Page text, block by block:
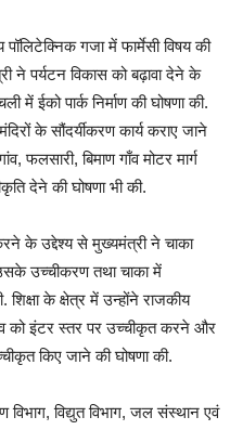
गजा में फार्मेसी विषय की
ने पर्यटन विकास को बढ़ावा देने के
में ईको पार्क निर्माण की घोषणा की.
के सौंदर्यीकरण कार्य कराए जाने
फलसारी, बिमाण गाँव मोटर मार्ग
देने की घोषणा भी की.
के उद्देश्य से मुख्यमंत्री ने चाका
उच्चीकरण तथा चाका में
के क्षेत्र में उन्होंने राजकीय
को इंटर स्तर पर उच्चीकृत करने और
किए जाने की घोषणा की.
विभाग, विद्युत विभाग, जल संस्थान एवं